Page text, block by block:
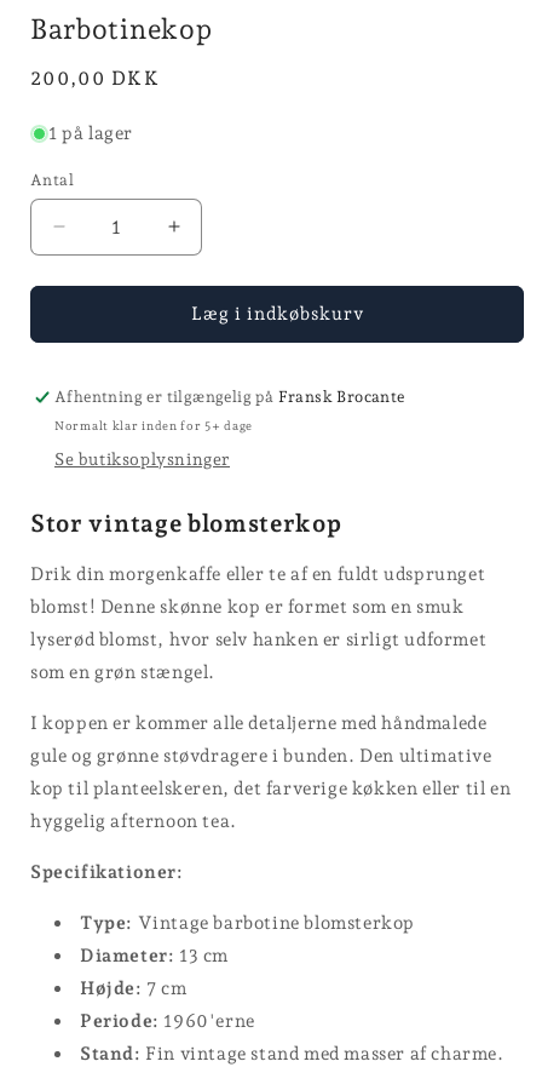
Barbotinekop
Normalpris
200,00 DKK
1 på lager
Antal
Reducer
antallet
for
Øg
antallet
for
Barbotinekop
Læg i indkøbskurv
Afhentning er tilgængelig på Fransk Brocante
Normalt klar inden for 5+ dage
Se butiksoplysninger
Stor vintage blomsterkop
Drik din morgenkaffe eller te af en fuldt udsprunget
blomst! Denne skønne kop er formet som en smuk
lyserød blomst, hvor selv hanken er sirligt udformet
som en grøn stængel.
I koppen er kommer alle detaljerne med håndmalede
gule og grønne støvdragere i bunden. Den ultimative
kop til planteelskeren, det farverige køkken eller til en
hyggelig afternoon tea.
Specifikationer:
Type: Vintage barbotine blomsterkop
Diameter: 13 cm
Højde: 7 cm
Periode: 1960'erne
Stand: Fin vintage stand med masser af charme.